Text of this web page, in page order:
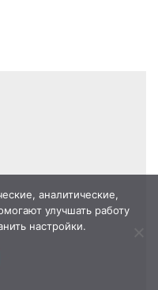
аналитические,
улучшать работу
настройки.